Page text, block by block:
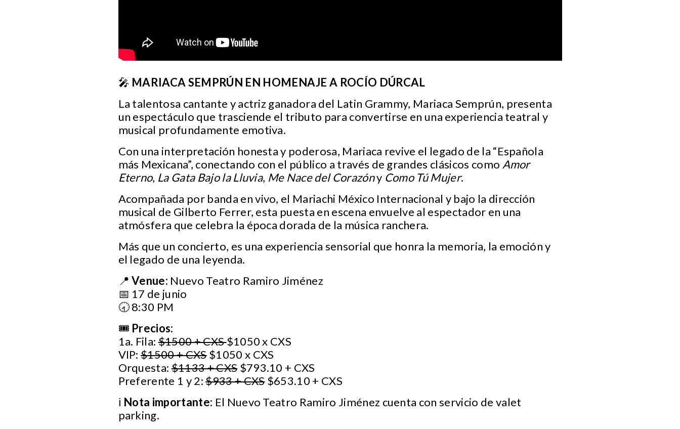
🎤 MARIACA SEMPRÚN EN HOMENAJE A ROCÍO DÚRCAL
La talentosa cantante y actriz ganadora del Latin Grammy, Mariaca Semprún, presenta
un espectáculo que trasciende el tributo para convertirse en una experiencia teatral y
musical profundamente emotiva.
Con una interpretación honesta y poderosa, Mariaca revive el legado de la “Española
más Mexicana”, conectando con el público a través de grandes clásicos como Amor
Eterno, La Gata Bajo la Lluvia, Me Nace del Corazóny Como Tú Mujer.
Acompañada por banda en vivo, el Mariachi México Internacional y bajo la dirección
musical de Gilberto Ferrer, esta puesta en escena envuelve al espectador en una
atmósfera que celebra la época dorada de la música ranchera.
Más que un concierto, es una experiencia sensorial que honra la memoria, la emoción y
el legado de una leyenda.
📍Venue: Nuevo Teatro Ramiro Jiménez
📅 17 de junio
🕣 8:30 PM
🎟️ Precios:
1a. Fila:$1500 + CXS$1050 x CXS
VIP:$1500 + CXS$1050 x CXS
Orquesta:$1133 + CXS$793.10 + CXS
Preferente 1 y 2:$933 + CXS$653.10 + CXS
ℹ️ Nota importante: El Nuevo Teatro Ramiro Jiménez cuenta con servicio de valet
parking.